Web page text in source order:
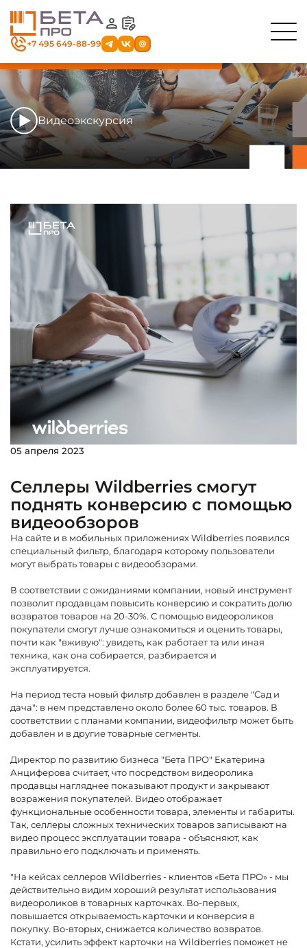
+7 495 649-88-99
Видеоэкскурсия
меню
05 апреля 2023
Селлеры Wildberries смогут
поднять конверсию с помощью
видеообзоров
На сайте и в мобильных приложениях Wildberries появился
специальный фильтр, благодаря которому пользователи
могут выбрать товары с видеообзорами.
В соответствии с ожиданиями компании, новый инструмент
позволит продавцам повысить конверсию и сократить долю
возвратов товаров на 20-30%. С помощью видеороликов
покупатели смогут лучше ознакомиться и оценить товары,
почти как "вживую": увидеть, как работает та или иная
техника, как она собирается, разбирается и
эксплуатируется.
На период теста новый фильтр добавлен в разделе "Сад и
дача": в нем представлено около более 60 тыс. товаров. В
соответствии с планами компании, видеофильтр может быть
добавлен и в другие товарные сегменты.
Директор по развитию бизнеса "Бета ПРО" Екатерина
Анциферова считает, что посредством видеоролика
продавцы нагляднее показывают продукт и закрывают
возражения покупателей. Видео отображает
функциональные особенности товара, элементы и габариты.
Так, селлеры сложных технических товаров записывают на
видео процесс эксплуатации товара - объясняют, как
правильно его подключать и применять.
"На кейсах селлеров Wildberries - клиентов «Бета ПРО» - мы
действительно видим хороший результат использования
видеороликов в товарных карточках. Во-первых,
повышается открываемость карточки и конверсия в
покупку. Во-вторых, снижается количество возвратов.
Кстати, усилить эффект карточки на Wildberries поможет не